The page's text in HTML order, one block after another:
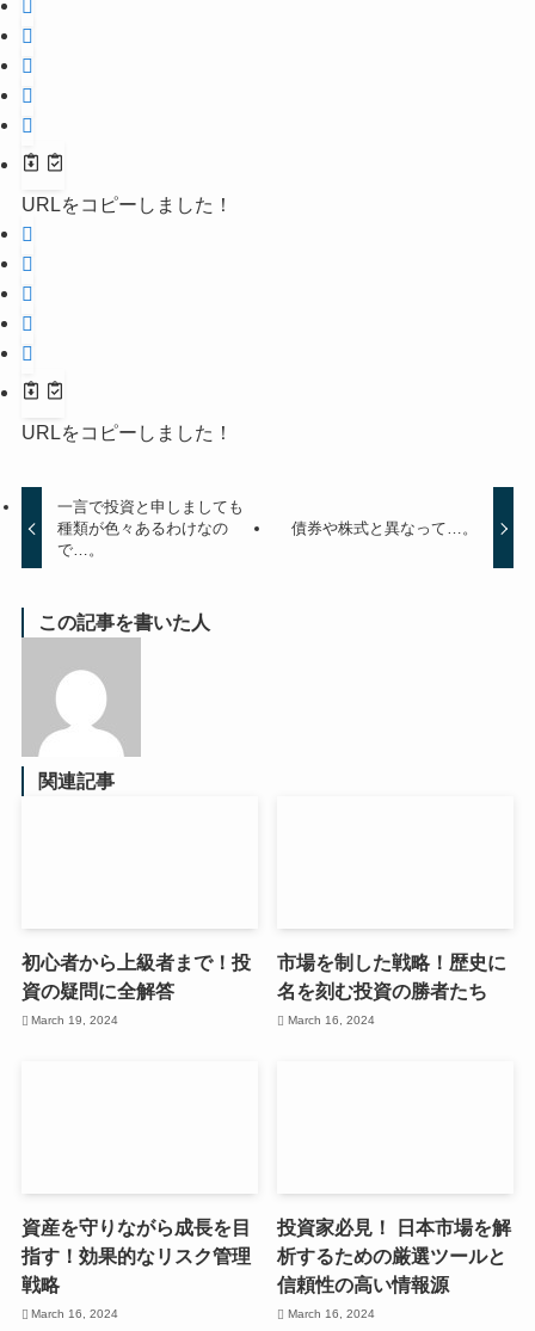
URLをコピーしました！
URLをコピーしました！
一言で投資と申しましても
種類が色々あるわけなの
で…。
債券や株式と異なって…。
この記事を書いた人
関連記事
初心者から上級者まで！投
資の疑問に全解答
March 19, 2024
市場を制した戦略！歴史に
名を刻む投資の勝者たち
March 16, 2024
資産を守りながら成長を目
指す！効果的なリスク管理
戦略
March 16, 2024
投資家必見！ 日本市場を解
析するための厳選ツールと
信頼性の高い情報源
March 16, 2024